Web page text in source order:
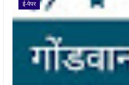
ई-पेपर